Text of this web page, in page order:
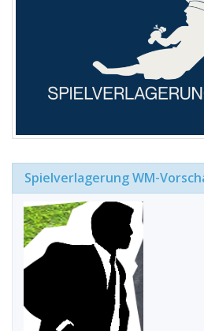
Spielverlagerung WM-